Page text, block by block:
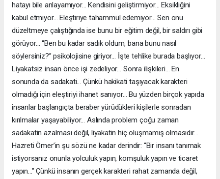
hatayı bile anlayamıyor… Kendisini geliştirmiyor… Eksikliğini
kabul etmiyor… Eleştiriye tahammül edemiyor… Sen onu
düzeltmeye çalıştığında ise bunu bir eğitim değil, bir saldırı gibi
görüyor… “Ben bu kadar sadık oldum, bana bunu nasıl
söylersiniz?” psikolojisine giriyor… İşte tehlike burada başlıyor…
Liyakatsiz insan önce işi zedeliyor… Sonra ilişkileri… En
sonunda da sadakati… Çünkü hakikati taşıyacak karakteri
olmadığı için eleştiriyi ihanet sanıyor… Bu yüzden birçok yapıda
insanlar başlangıçta beraber yürüdükleri kişilerle sonradan
kırılmalar yaşayabiliyor… Aslında problem çoğu zaman
sadakatin azalması değil, liyakatin hiç oluşmamış olmasıdır…
Hazreti Ömer’in şu sözü ne kadar derindir: “Bir insanı tanımak
istiyorsanız onunla yolculuk yapın, komşuluk yapın ve ticaret
yapın…” Çünkü insanın gerçek karakteri rahat zamanda değil,